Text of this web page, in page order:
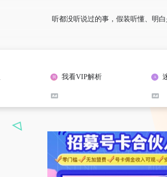
听都没听说过的事，假装听懂、明白
我看VIP解析